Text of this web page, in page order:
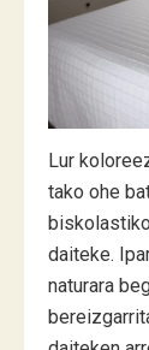
Lur
tako ohe
daiteke.
naturara